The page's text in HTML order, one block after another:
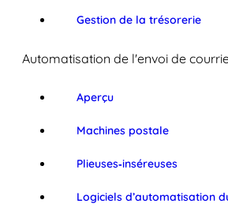
Gestion de la trésorerie
Automatisation de l'envoi de
Aperçu
Machines postale
Plieuses‑inséreuses
Logiciels d’automatisation